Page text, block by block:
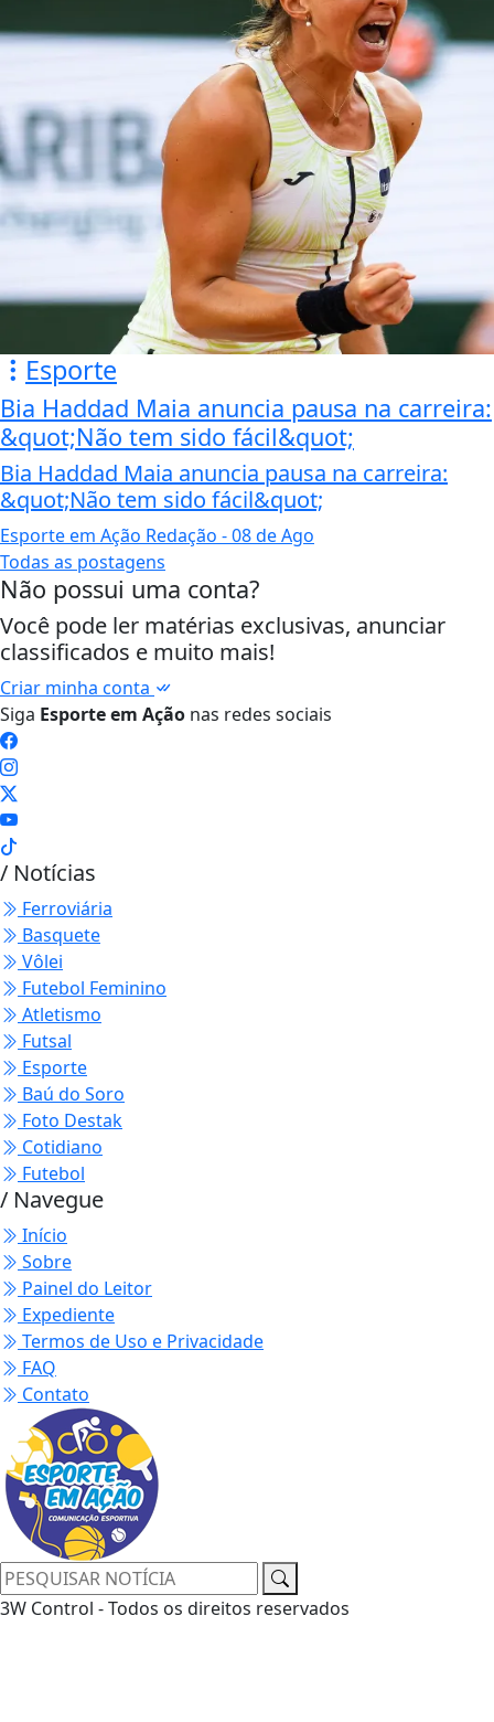
Esporte
Bia Haddad Maia anuncia pausa na carreira:
&quot;Não tem sido fácil&quot;
Bia Haddad Maia anuncia pausa na carreira:
&quot;Não tem sido fácil&quot;
Esporte em Ação Redação - 08 de Ago
Todas as postagens
Não possui uma conta?
Você pode ler matérias exclusivas, anunciar
classificados e muito mais!
Criar minha conta
Siga Esporte em Ação nas redes sociais
/ Notícias
Ferroviária
Basquete
Vôlei
Futebol Feminino
Atletismo
Futsal
Esporte
Baú do Soro
Foto Destak
Cotidiano
Futebol
/ Navegue
Início
Sobre
Painel do Leitor
Expediente
Termos de Uso e Privacidade
FAQ
Contato
3W Control - Todos os direitos reservados